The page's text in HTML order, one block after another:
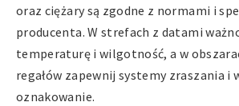
oraz ciężary są zgodne z normami i
producenta. W strefach z datami
temperaturę i wilgotność, a w
regałów zapewnij systemy zraszania i
oznakowanie.